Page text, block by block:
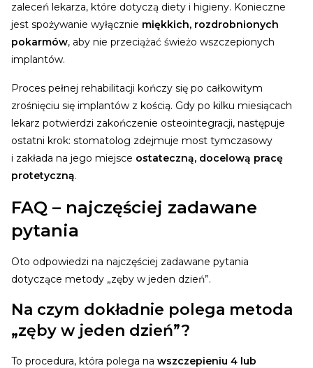
zaleceń lekarza, które dotyczą diety i higieny. Konieczne
jest spożywanie wyłącznie miękkich, rozdrobnionych
pokarmów, aby nie przeciążać świeżo wszczepionych
implantów.
Proces pełnej rehabilitacji kończy się po całkowitym
zrośnięciu się implantów z kością. Gdy po kilku miesiącach
lekarz potwierdzi zakończenie osteointegracji, następuje
ostatni krok: stomatolog zdejmuje most tymczasowy
i zakłada na jego miejsce ostateczną, docelową pracę
protetyczną.
FAQ – najczęściej zadawane
pytania
Oto odpowiedzi na najczęściej zadawane pytania
dotyczące metody „zęby w jeden dzień”.
Na czym dokładnie polega metoda
„zęby w jeden dzień”?
To procedura, która polega na wszczepieniu 4 lub